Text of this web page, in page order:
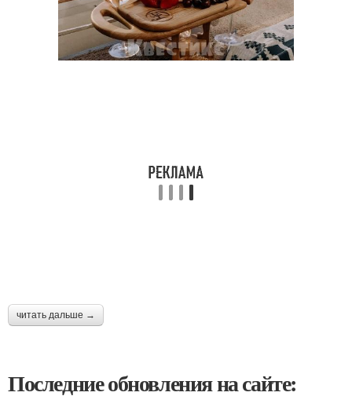
читать дальше →
Последние обновления на сайте: